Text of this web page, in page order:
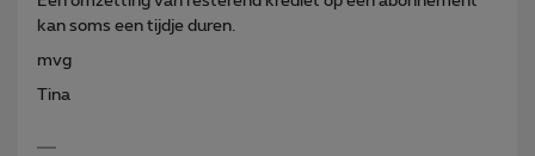
kan soms een tijdje duren.
mvg
Tina